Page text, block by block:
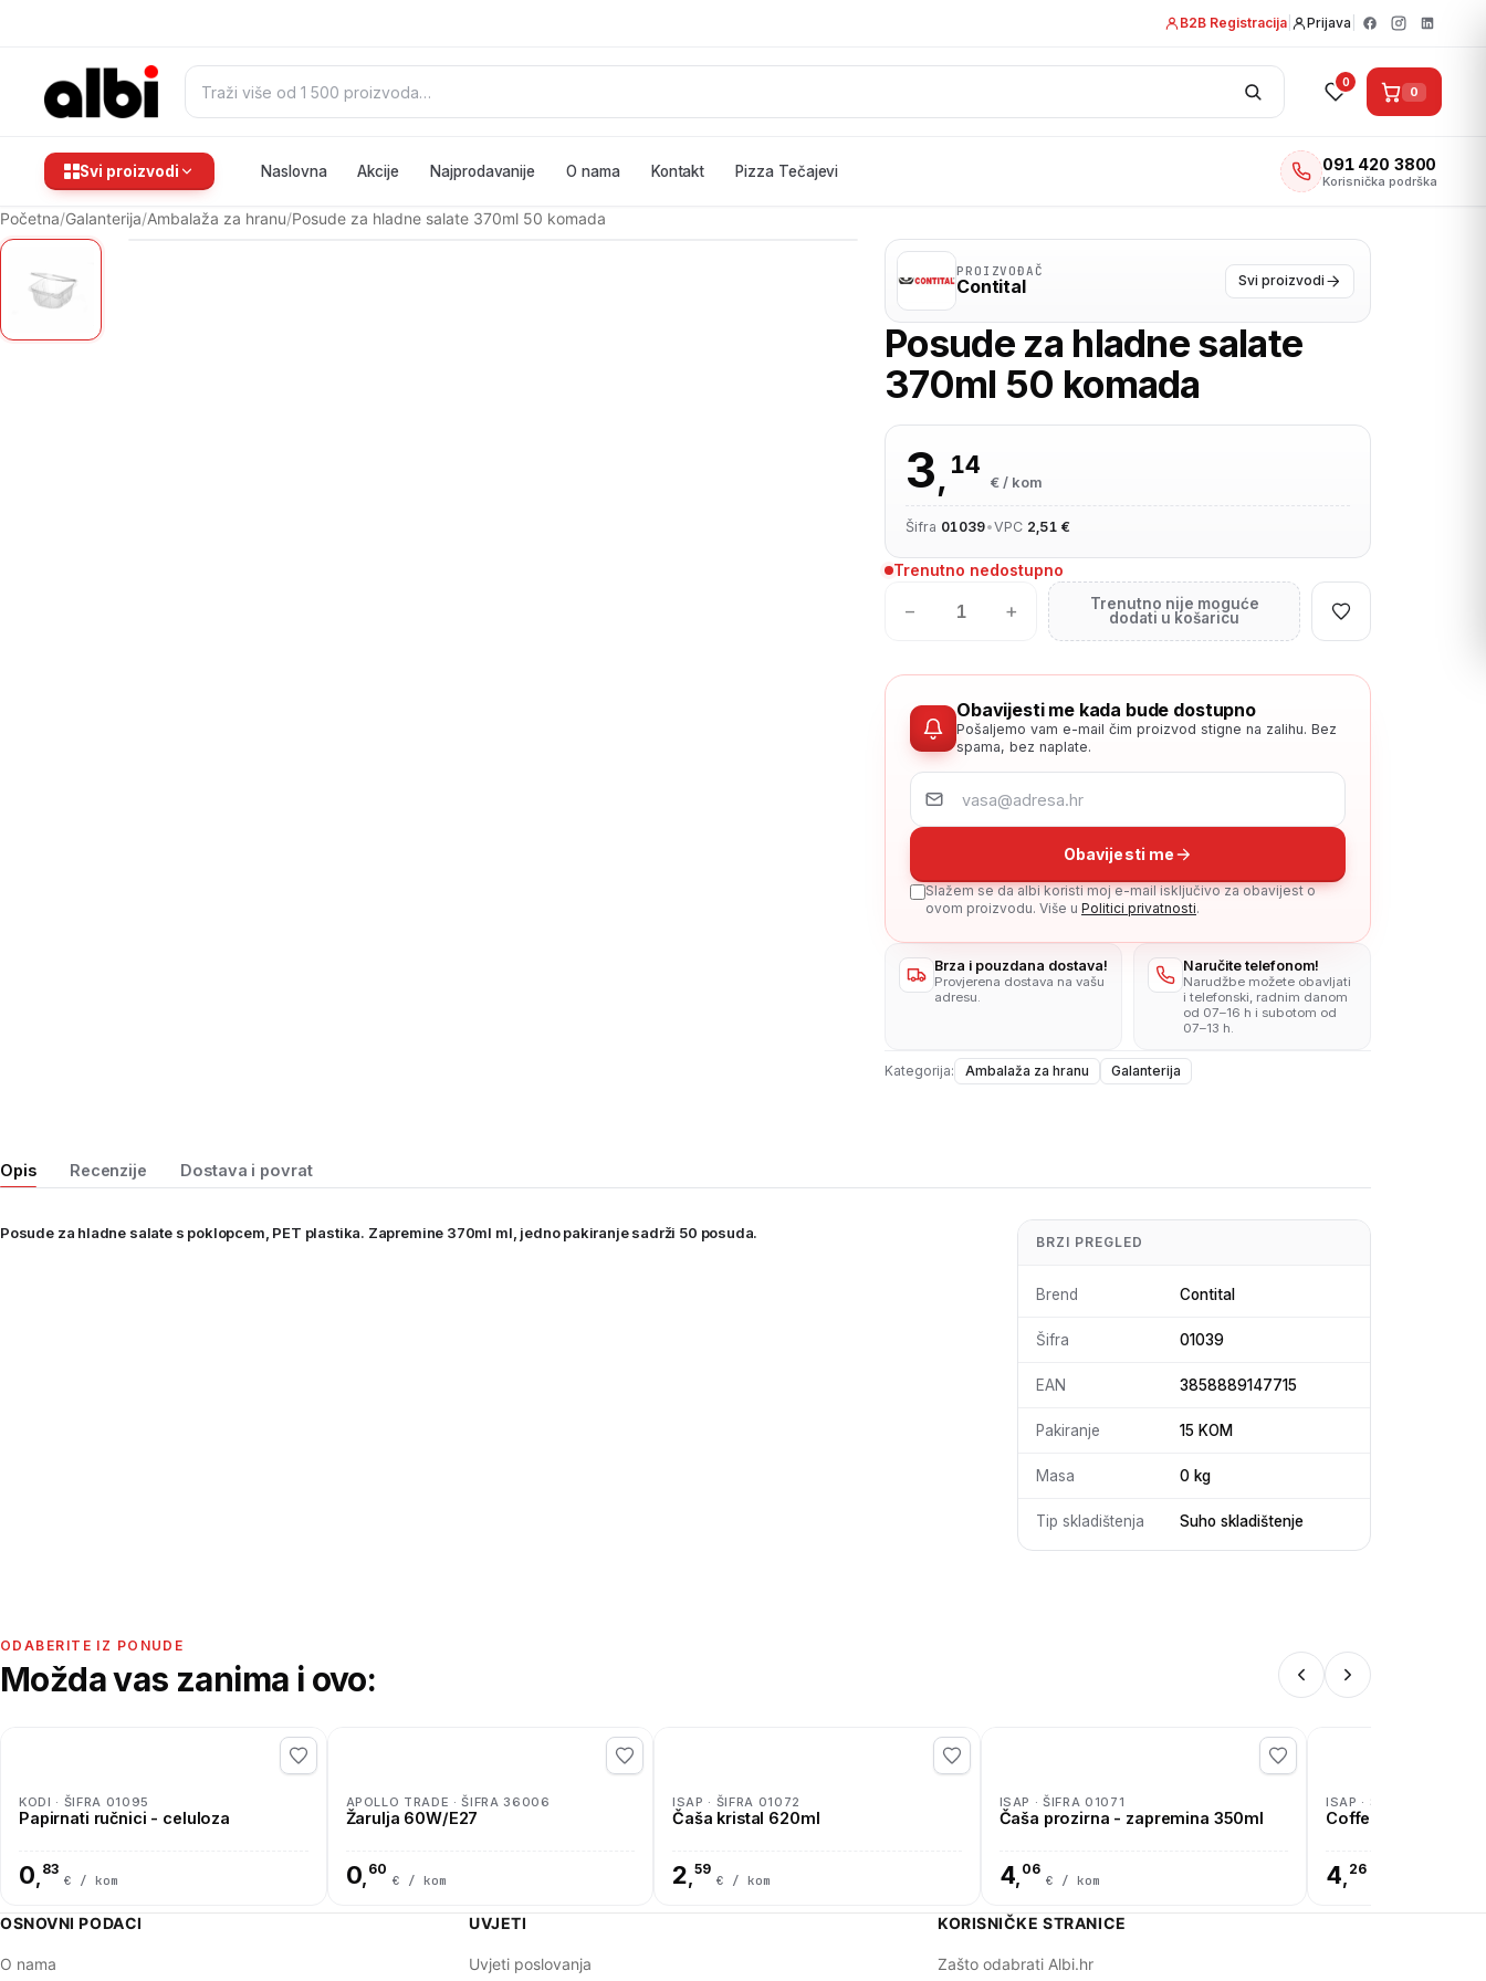
B2B Registracija Prijava
Pretraži: 0
0
Svi proizvodi Naslovna Akcije Najprodavanije O nama Kontakt Pizza Tečajevi 091 420 3800
Korisnička podrška
Početna/Galanterija/Ambalaža za hranu/Posude za hladne salate 370ml 50 komada
PROIZVOĐAČ
Contital Svi proizvodi
Posude za hladne salate
370ml 50 komada
3, 14
€ / kom
Šifra 01039•VPC 2,51 €
Trenutno nedostupno
− +
Trenutno nije moguće
dodati u košaricu
Obavijesti me kada bude dostupno
Pošaljemo vam e-mail čim proizvod stigne na zalihu. Bez
spama, bez naplate.
Obavijesti me
Slažem se da albi koristi moj e-mail isključivo za obavijest o
ovom proizvodu. Više u Politici privatnosti.
Brza i pouzdana dostava!
Provjerena dostava na vašu
adresu.
Naručite telefonom!
Narudžbe možete obavljati
i telefonski, radnim danom
od 07–16 h i subotom od
07–13 h.
Kategorija: Ambalaža za hranu Galanterija
Opis Recenzije Dostava i povrat
Posude za hladne salate s poklopcem, PET plastika. Zapremine 370ml ml, jedno pakiranje sadrži 50 posuda.
BRZI PREGLED
Brend Contital
Šifra 01039
EAN 3858889147715
Pakiranje 15 KOM
Masa 0 kg
Tip skladištenja Suho skladištenje
ODABERITE IZ PONUDE
Možda vas zanima i ovo:
KODI · ŠIFRA 01095
Papirnati ručnici - celuloza
0, 83
€ / kom
APOLLO TRADE · ŠIFRA 36006
Žarulja 60W/E27
0, 60
€ / kom
ISAP · ŠIFRA 01072
Čaša kristal 620ml
2,59
€ / kom
ISAP · ŠIFRA 01071
Čaša prozirna - zapremina 350ml
4, 06
€ / kom
ISAP · ŠIFRA 01070
Coffee TO GO
4, 26
OSNOVNI PODACI
O nama
UVJETI
Uvjeti poslovanja
KORISNIČKE STRANICE
Zašto odabrati Albi.hr